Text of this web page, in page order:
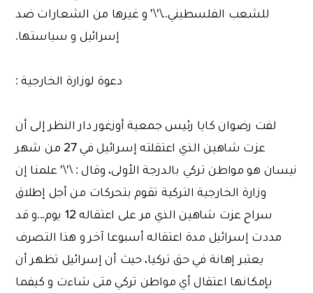
للشعب الفلسطيني..\'\' و غيرها من الشعارات ضد
إسرائيل و سياستها.
دعوة لوزارة الخارجية :
لفت رضوان كايا رئيس جمعية أوزغور دار النظر إلى أن
عزت شاهين الذي اعتقلته إسرائيل في 27 من شهر
نيسان هو مواطن تركي بالدرجة الأولى، وقال : \'\' علمنا إن
وزارة الخارجية التركية تقوم بتحركات من أجل إطلاق
سراح عزت شاهين الذي مر على اعتقاله 12 يوم...و قد
مددت إسرائيل مدة اعتقاله أسبوعا آخر و هذا التصرف
يعتبر إهانة في حق تركيا، حيث أن إسرائيل تظهر أن
بإمكانها اعتقال أي مواطن تركي متى شاءت و كيفما